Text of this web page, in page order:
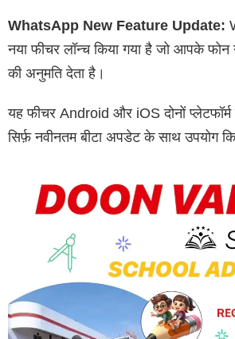
WhatsApp New Feature Update:
नया फीचर लॉन्च किया गया है जो आपके फोन
की अनुमति देता है।
यह फीचर Android और iOS दोनों
सिर्फ़ नवीनतम बीटा अपडेट के साथ उपयोग